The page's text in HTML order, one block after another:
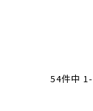
54件中 1-